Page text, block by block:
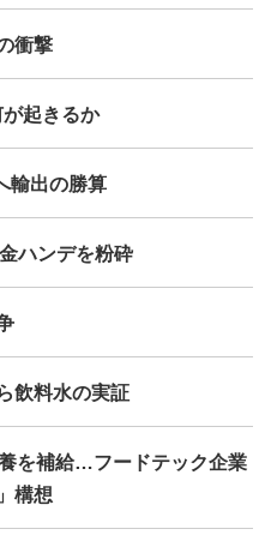
衝撃
起きるか
輸出の勝算
ハンデを粉砕
飲料水の実証
を補給…フードテック企業
構想